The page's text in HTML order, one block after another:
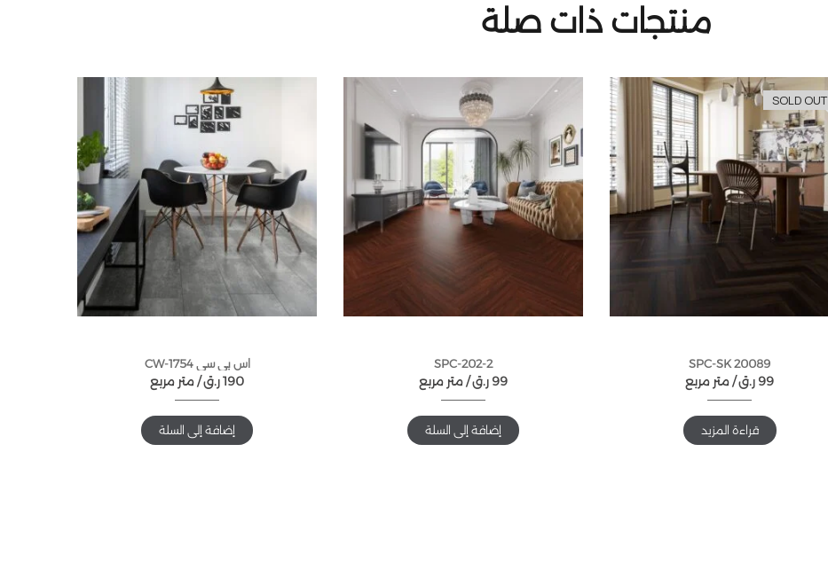
منتجات ذات صلة
SOLD OUT
SPC-SK 20089
متر مربع / 99 ر.ق
قراءة المزيد
SPC-202-2
متر مربع / 99 ر.ق
إضافة إلى السلة
اس بي سي CW-1754
متر مربع / 190ر.ق
إضافة إلى السلة